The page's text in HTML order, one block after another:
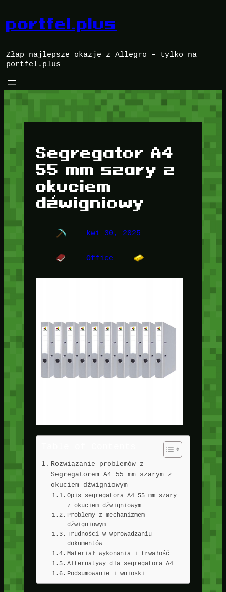
treści
portfel.plus
Złap najlepsze okazje z Allegro – tylko na
portfel.plus
Segregator A4
55 mm szary z
okuciem
dźwigniowy
kwi 30, 2025
Office
Rozwiązanie problemów z
Segregatorem A4 55 mm szarym z
okuciem dźwigniowym
Opis segregatora A4 55 mm szary
z okuciem dźwigniowym
Problemy z mechanizmem
dźwigniowym
Trudności w wprowadzaniu
dokumentów
Materiał wykonania i trwałość
Alternatywy dla segregatora A4
Podsumowanie i wnioski